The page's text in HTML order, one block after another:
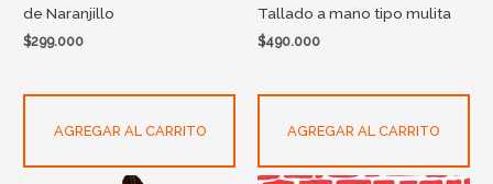
de Naranjillo
$299.000
AGREGAR AL CARRITO
Tallado a mano tipo mulita
$490.000
AGREGAR AL CARRITO